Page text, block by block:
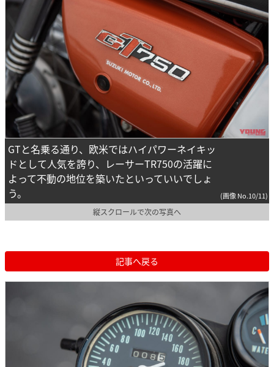
GTと名乗る通り、欧米ではハイパワーネイキッ
ドとして人気を誇り、レーサーTR750の活躍に
よって不動の地位を築いたといっていいでしょ
う。
(画像 No.10/11)
縦スクロールで次の写真へ
記事へ戻る